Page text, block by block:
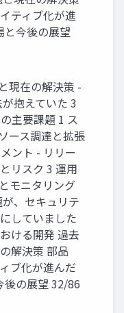
ティブ化が進
と今後の展望
現在の解決策 -
抱えていた 3
主要課題 1 ス
ース調達と拡張
ント - リリー
リスク 3 運用
モニタリング
、セキュリテ
していました
ける開発 過去
解決策 部品
ブ化が進んだ
後の展望 32/86